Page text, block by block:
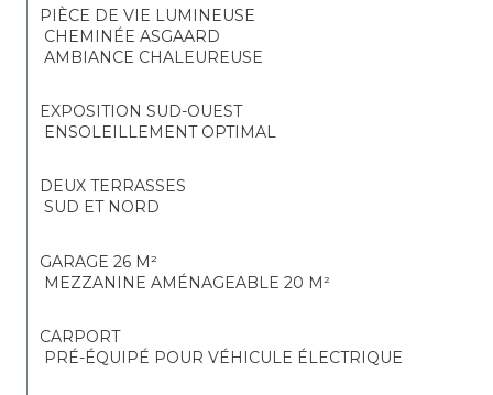
PIÈCE DE VIE LUMINEUSE
CHEMINÉE ASGAARD
AMBIANCE CHALEUREUSE
EXPOSITION SUD-OUEST
ENSOLEILLEMENT OPTIMAL
DEUX TERRASSES
SUD ET NORD
GARAGE 26 M²
MEZZANINE AMÉNAGEABLE 20 M²
CARPORT
PRÉ-ÉQUIPÉ POUR VÉHICULE ÉLECTRIQUE